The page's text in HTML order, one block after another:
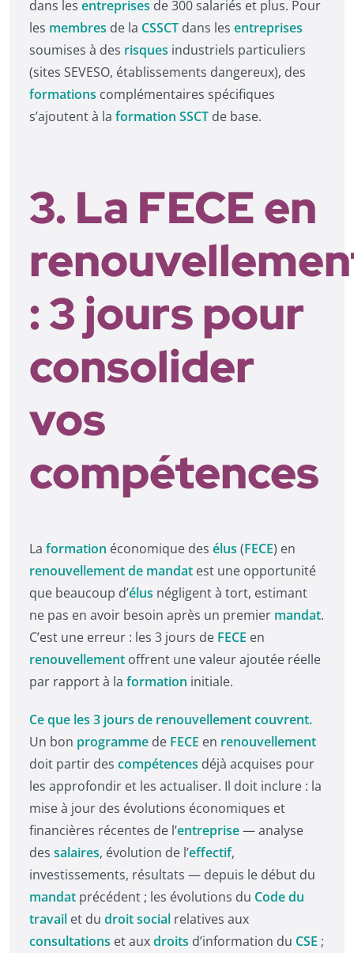
dans les entreprises de 300 salariés et plus. Pour
les membres de la CSSCT dans les entreprises
soumises à des risques industriels particuliers
(sites SEVESO, établissements dangereux), des
formations complémentaires spécifiques
s’ajoutent à la formation SSCT de base.
3. La FECE en
: 3 jours pour
consolider
vos
compétences
La formation économique des élus (FECE) en
renouvellement de mandat est une opportunité
que beaucoup d’élus négligent à tort, estimant
ne pas en avoir besoin après un premier mandat.
C’est une erreur : les 3 jours de FECE en
renouvellement offrent une valeur ajoutée réelle
par rapport à la formation initiale.
Ce que les 3 jours de renouvellement couvrent.
Un bon programme de FECE en renouvellement
doit partir des compétences déjà acquises pour
les approfondir et les actualiser. Il doit inclure : la
mise à jour des évolutions économiques et
financières récentes de l’entreprise— analyse
des salaires, évolution de l’effectif,
investissements, résultats — depuis le début du
mandat précédent ; les évolutions du Code du
travail et du droit social relatives aux
consultations et auxdroits d’information du CSE ;